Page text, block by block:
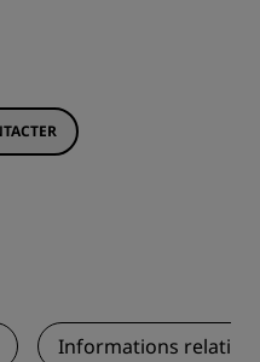
Informations